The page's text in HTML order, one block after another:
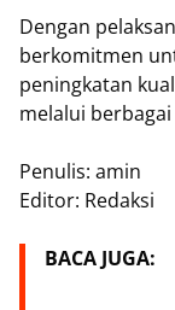
Dengan
berkomitmen
peningkatan
melalui
Penulis: amin
Editor: Redaksi
BACA JUGA: